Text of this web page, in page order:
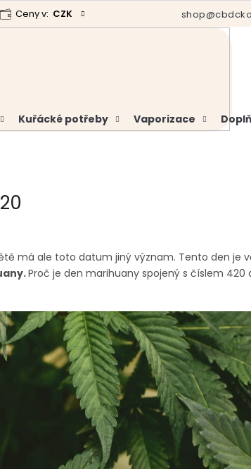
Analýzy a certifikáty Hodnocení obchodu
Ceny v: CZK
Kuřácké potřeby Vaporizace
má ale toto datum jiný význam. Tento den je
Proč je den marihuany spojený s číslem 420